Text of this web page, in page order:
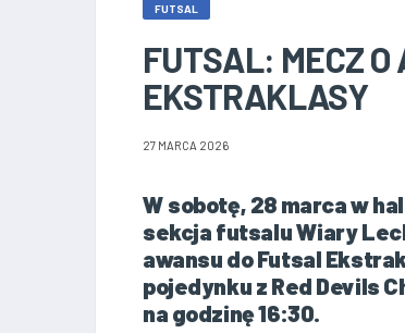
FUTSAL
FUTSAL: MECZ O
EKSTRAKLASY
27 MARCA 2026
W sobotę, 28 marca w
sekcja futsalu Wiary
awansu do Futsal
pojedynku z Red Devils
na godzinę 16:30.